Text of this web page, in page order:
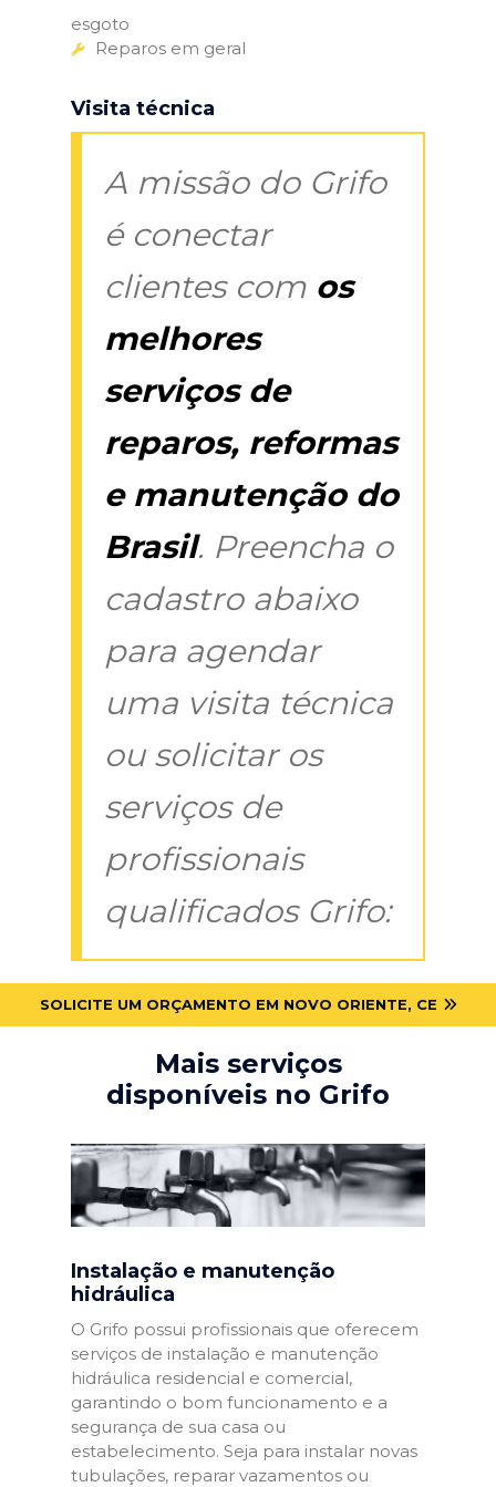
esgoto
Reparos em geral
Visita técnica
A missão do Grifo
é conectar
clientes com os
melhores
serviços de
reparos, reformas
e manutenção do
Brasil. Preencha o
cadastro abaixo
para agendar
uma visita técnica
ou solicitar os
serviços de
profissionais
qualificados Grifo:
SOLICITE UM ORÇAMENTO EM NOVO ORIENTE, CE
Mais serviços
disponíveis no Grifo
Instalação e manutenção
hidráulica
O Grifo possui profissionais que oferecem
serviços de instalação e manutenção
hidráulica residencial e comercial,
garantindo o bom funcionamento e a
segurança de sua casa ou
estabelecimento. Seja para instalar novas
tubulações, reparar vazamentos ou